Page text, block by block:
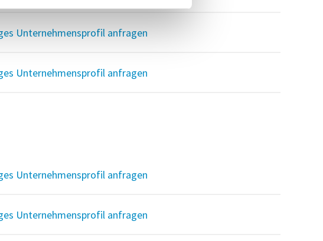
Unternehmensprofil anfragen
Unternehmensprofil anfragen
Unternehmensprofil anfragen
Unternehmensprofil anfragen